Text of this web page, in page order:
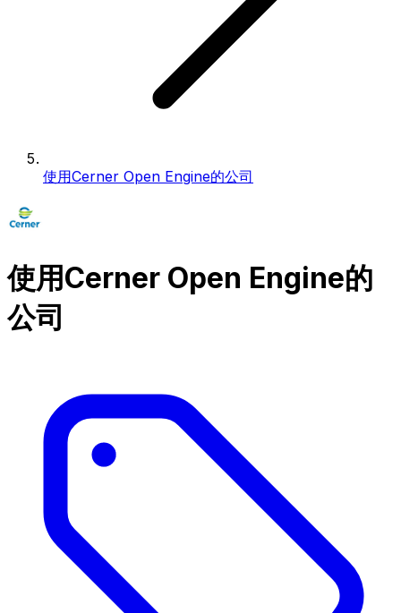
使用Cerner Open Engine的公司
使用Cerner Open Engine的
公司